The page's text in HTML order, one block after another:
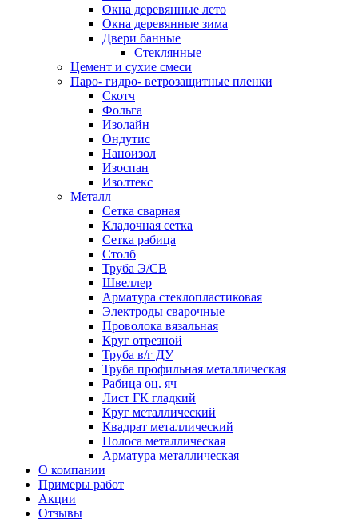
Окна деревянные лето
Окна деревянные зима
Двери банные
Стеклянные
Цемент и сухие смеси
Паро- гидро- ветрозащитные пленки
Скотч
Фольга
Изолайн
Ондутис
Наноизол
Изоспан
Изолтекс
Металл
Сетка сварная
Кладочная сетка
Сетка рабица
Столб
Труба Э/СВ
Швеллер
Арматура стеклопластиковая
Электроды сварочные
Проволока вязальная
Круг отрезной
Труба в/г ДУ
Труба профильная металлическая
Рабица оц. яч
Лист ГК гладкий
Круг металлический
Квадрат металлический
Полоса металлическая
Арматура металлическая
О компании
Примеры работ
Акции
Отзывы